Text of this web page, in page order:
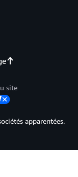
site
apparentées.